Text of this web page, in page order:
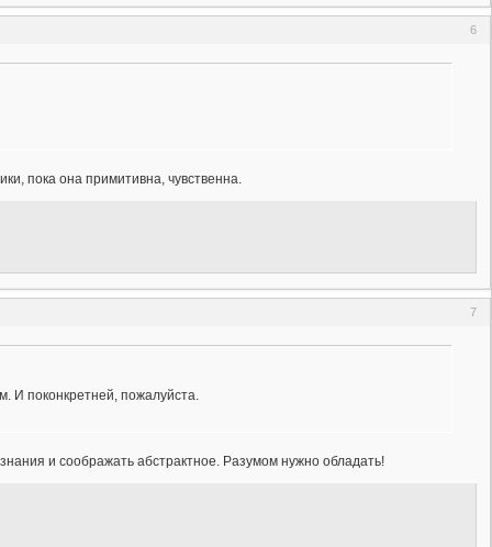
6
пока она примитивна, чувственна.
7
И поконкретней, пожалуйста.
и соображать абстрактное. Разумом нужно обладать!